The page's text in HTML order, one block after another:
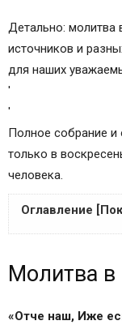
Детально: молитва
источников и
для наших
'
'
Полное собрание и
только в
человека.
Оглавление
Воскресная
Как читать
Молитва в
«Отче наш, Иже